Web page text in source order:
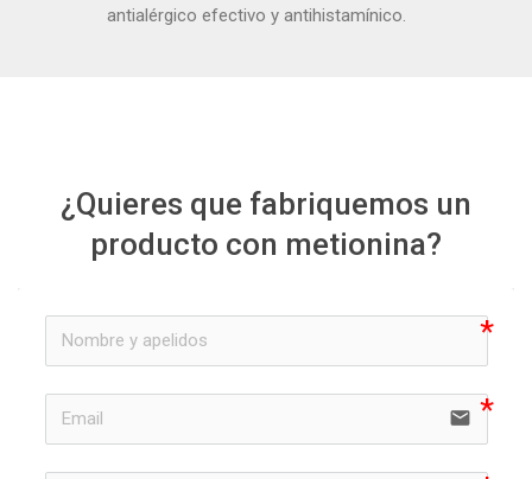
antialérgico efectivo y antihistamínico.
¿Quieres que fabriquemos un
producto con metionina?
email